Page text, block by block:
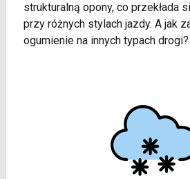
strukturalną opony, co przekłada
przy różnych stylach jazdy. A jak
ogumienie na innych typach drogi?